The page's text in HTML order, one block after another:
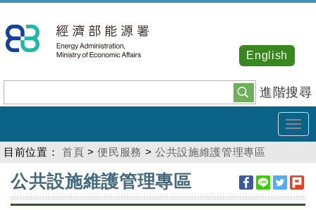
到
主
內
容
進階搜尋
English
目前位置： 首頁 >便民服務 >公共設施維護管理專區
:::
公共設施維護管理專區